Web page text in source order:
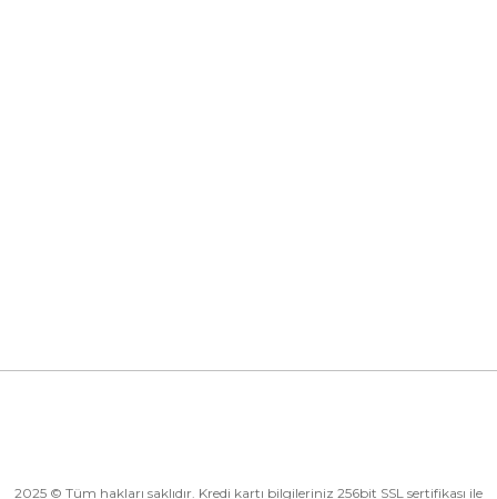
2025 © Tüm hakları saklıdır. Kredi kartı bilgileriniz 256bit SSL sertifikası ile